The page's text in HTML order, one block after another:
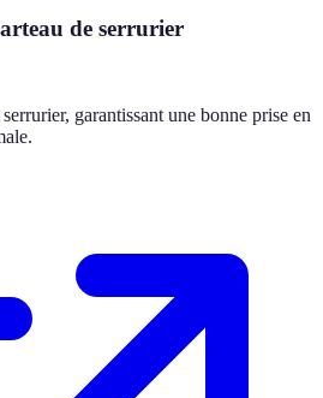
de serrurier
garantissant une bonne prise en